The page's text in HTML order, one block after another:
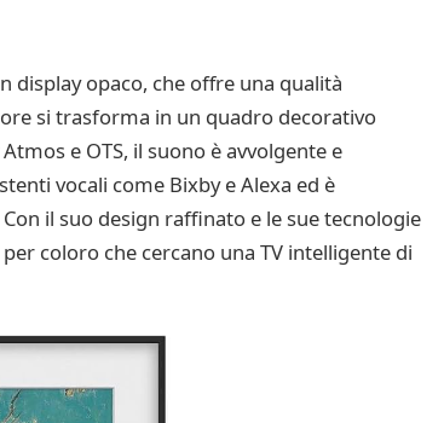
display opaco, che offre una qualità
si trasforma in un quadro decorativo
e OTS, il suono è avvolgente e
vocali come Bixby e Alexa ed è
il suo design raffinato e le sue tecnologie
per coloro che cercano una TV intelligente di